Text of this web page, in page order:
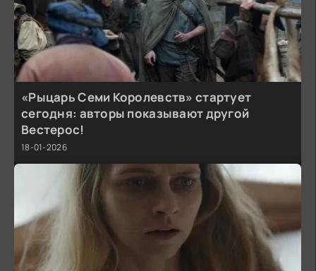
«Рыцарь Семи Королевств» стартует
сегодня: авторы показывают другой
Вестерос!
18-01-2026